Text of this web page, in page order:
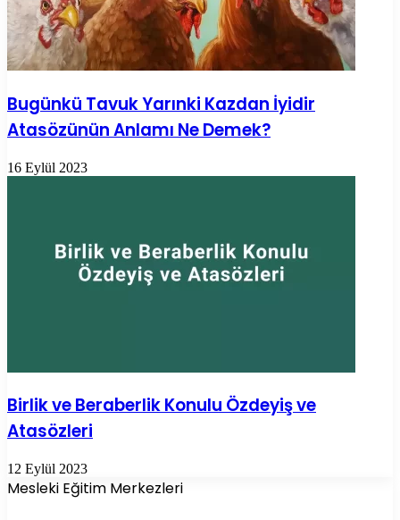
Bugünkü Tavuk Yarınki Kazdan İyidir
Atasözünün Anlamı Ne Demek?
16 Eylül 2023
Birlik ve Beraberlik Konulu Özdeyiş ve
Atasözleri
12 Eylül 2023
Mesleki Eğitim Merkezleri